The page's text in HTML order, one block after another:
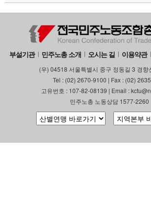
부설기관 민주노총 소개 오시는 길 이용약관
(우) 04518 서울특별시 중구 정동길 3 경향
Tel : (02) 2670-9100 | Fax : (02)
고유번호 : 107-82-08139 | Email :
민주노총 노동상담 1577-2260